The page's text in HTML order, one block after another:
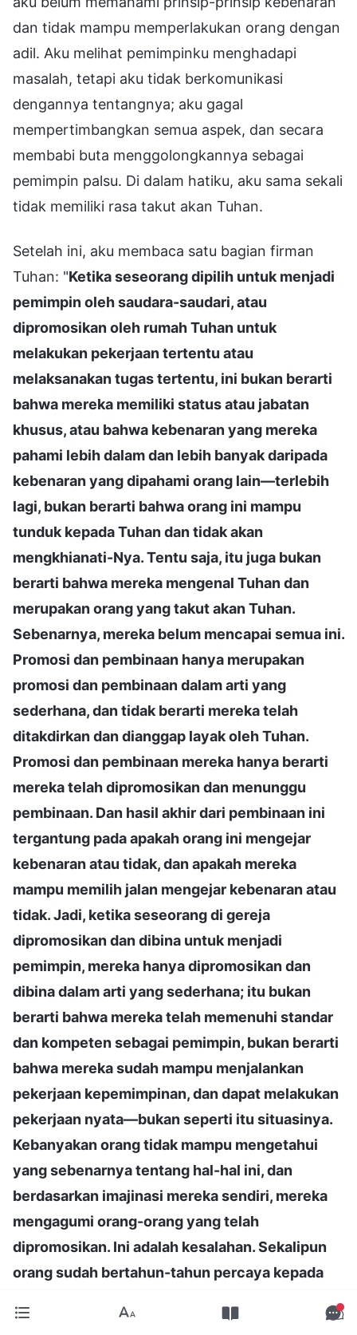
dan tidak mampu memperlakukan orang dengan
adil. Aku melihat pemimpinku menghadapi
masalah, tetapi aku tidak berkomunikasi
dengannya tentangnya; aku gagal
mempertimbangkan semua aspek, dan secara
membabi buta menggolongkannya sebagai
pemimpin palsu. Di dalam hatiku, aku sama sekali
tidak memiliki rasa takut akan Tuhan.
Setelah ini, aku membaca satu bagian firman
Tuhan: "Ketika seseorang dipilih untuk menjadi
pemimpin oleh saudara-saudari, atau
dipromosikan oleh rumah Tuhan untuk
melakukan pekerjaan tertentu atau
melaksanakan tugas tertentu, ini bukan berarti
bahwa mereka memiliki status atau jabatan
khusus, atau bahwa kebenaran yang mereka
pahami lebih dalam dan lebih banyak daripada
kebenaran yang dipahami orang lain—terlebih
lagi, bukan berarti bahwa orang ini mampu
tunduk kepada Tuhan dan tidak akan
mengkhianati-Nya. Tentu saja, itu juga bukan
berarti bahwa mereka mengenal Tuhan dan
merupakan orang yang takut akan Tuhan.
Sebenarnya, mereka belum mencapai semua ini.
Promosi dan pembinaan hanya merupakan
promosi dan pembinaan dalam arti yang
sederhana, dan tidak berarti mereka telah
ditakdirkan dan dianggap layak oleh Tuhan.
Promosi dan pembinaan mereka hanya berarti
mereka telah dipromosikan dan menunggu
pembinaan. Dan hasil akhir dari pembinaan ini
tergantung pada apakah orang ini mengejar
kebenaran atau tidak, dan apakah mereka
mampu memilih jalan mengejar kebenaran atau
tidak. Jadi, ketika seseorang di gereja
dipromosikan dan dibina untuk menjadi
pemimpin, mereka hanya dipromosikan dan
dibina dalam arti yang sederhana; itu bukan
berarti bahwa mereka telah memenuhi standar
dan kompeten sebagai pemimpin, bukan berarti
bahwa mereka sudah mampu menjalankan
pekerjaan kepemimpinan, dan dapat melakukan
pekerjaan nyata—bukan seperti itu situasinya.
Kebanyakan orang tidak mampu mengetahui
yang sebenarnya tentang hal-hal ini, dan
berdasarkan imajinasi mereka sendiri, mereka
mengagumi orang-orang yang telah
dipromosikan. Ini adalah kesalahan. Sekalipun
orang sudah bertahun-tahun percaya kepada
benar-benar memiliki kenyataan kebenaran?